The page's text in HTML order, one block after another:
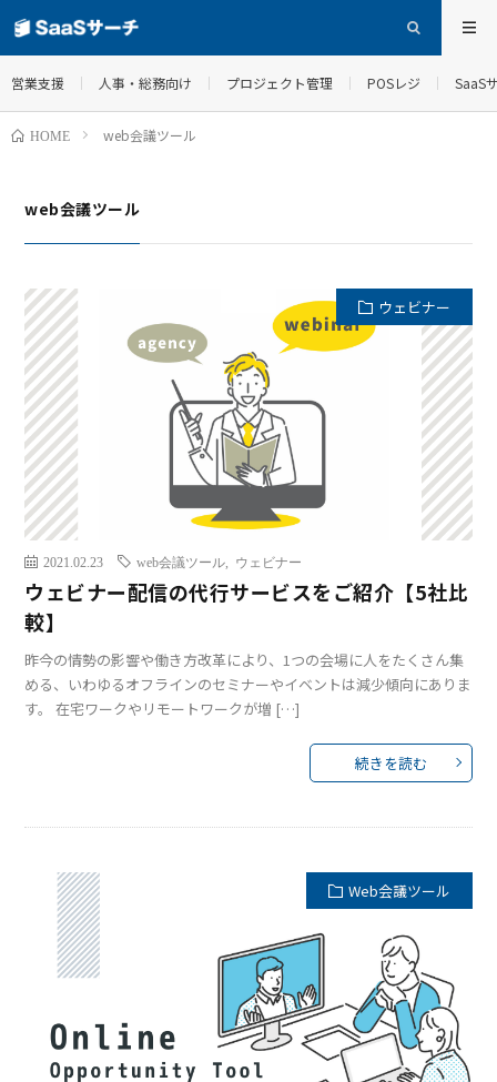
営業支援 人事・総務向け プロジェクト管理 POSレジ SaaS
HOME web会議ツール
web会議ツール
ウェビナー
2021.02.23 web会議ツール ウェビナー
ウェビナー配信の代行サービスをご紹介【5社比
較】
昨今の情勢の影響や働き方改革により、1つの会場に人をたくさん集
める、いわゆるオフラインのセミナーやイベントは減少傾向にありま
す。 在宅ワークやリモートワークが増 […]
続きを読む
Web会議ツール